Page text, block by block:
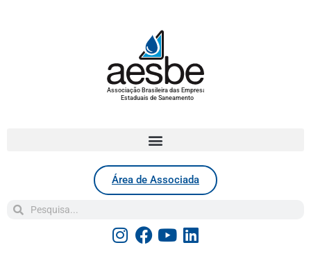
Associação Brasileira das Empresas
Estaduais de Saneamento
Área de Associada